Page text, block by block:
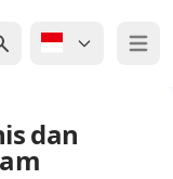
Open
dan